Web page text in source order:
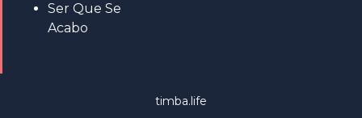
Ser Que Se
Acabo
timba.life